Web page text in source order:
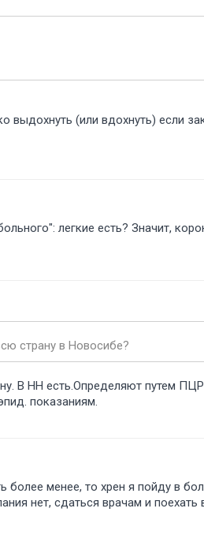
выдохнуть (или вдохнуть) если
легкие есть? Значит,
страну в Новосибе
В НН есть.Определяют путем ПЦР
показаниям.
более менее, то хрен я пойду в
нет, сдаться врачам и поехать